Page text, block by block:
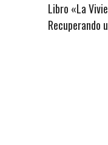
Libro «La
Recuperando